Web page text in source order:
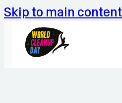
Skip to main content